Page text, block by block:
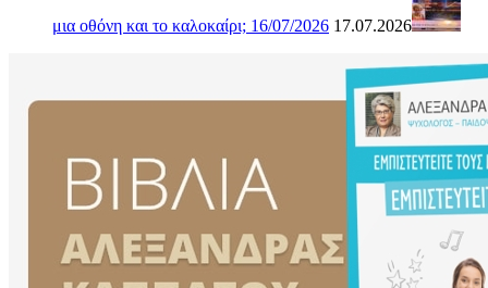
μια οθόνη και το καλοκαίρι; 16/07/2026 17.07.2026